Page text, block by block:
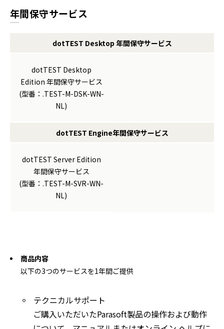
年間保守サービス
dotTEST Desktop 年間保守サービス
dotTEST Desktop
Edition 年間保守サービス
(型番：.TEST-M-DSK-WN-
NL)
dotTEST Engine年間保守サービス
dotTEST Server Edition
年間保守サービス
(型番：.TEST-M-SVR-WN-
NL)
商品内容
以下の3つのサービスを1年間ご提供
テクニカルサポート
ご購入いただいたParasoft製品の操作および動作